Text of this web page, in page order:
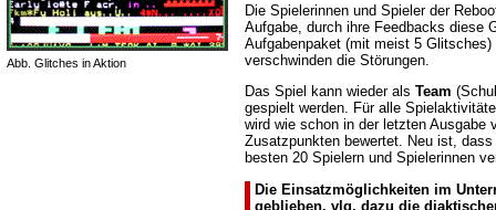
Abb. Glitches in Aktion
Die Spielerinnen und Spieler der
Aufgabe, durch ihre Feedbacks diese
Aufgabenpaket (mit meist 5
verschwinden die Störungen.
Das Spiel kann wieder als Team
gespielt werden. Für alle
wird wie schon in der letzten Ausgabe
Zusatzpunkten bewertet. Neu ist,
besten 20 Spielern und Spielerinnen
Die Einsatzmöglichkeiten im
geblieben, vlg. dazu die